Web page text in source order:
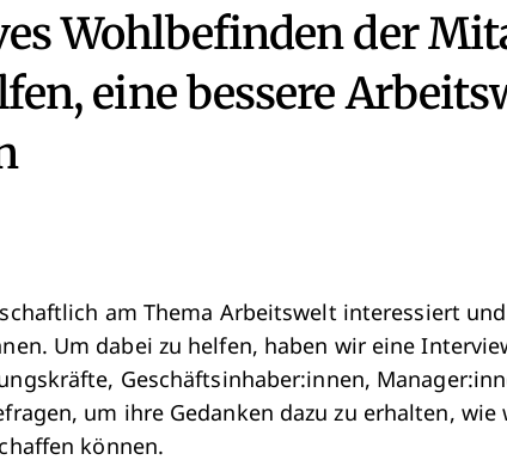
Wohlbefinden der
eine bessere
am Thema Arbeitswelt interessiert
Um dabei zu helfen, haben wir eine
Geschäftsinhaber:innen,
um ihre Gedanken dazu zu erhalten, wie
können.